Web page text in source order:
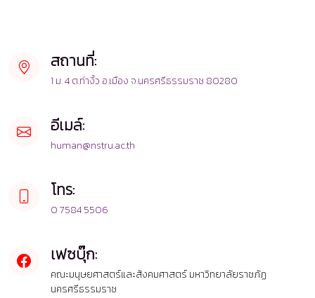
สถานที่:
1 ม. 4 ต.ท่างิ้ว อ.เมือง จ.นครศรีธรรมราช 80280
อีเมล์:
human@nstru.ac.th
โทร:
0 7584 5506
เฟซบุ๊ก:
คณะมนุษยศาสตร์และสังคมศาสตร์ มหาวิทยาลัยราชภัฏ
นครศรีธรรมราช